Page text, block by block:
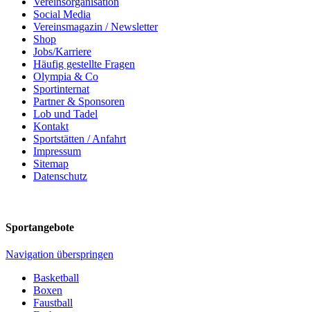
Social Media
Vereinsmagazin / Newsletter
Shop
Jobs/Karriere
Häufig gestellte Fragen
Olympia & Co
Sportinternat
Partner & Sponsoren
Lob und Tadel
Kontakt
Sportstätten / Anfahrt
Impressum
Sitemap
Datenschutz
Sportangebote
Navigation überspringen
Basketball
Boxen
Faustball